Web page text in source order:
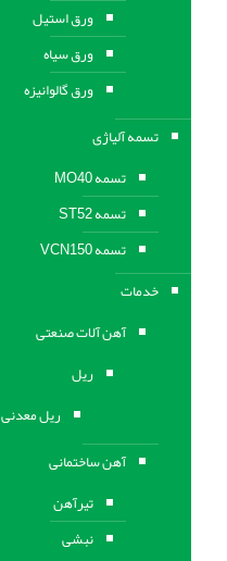
ورق استیل
ورق سیاه
ورق گالوانیزه
تسمه آلیاژی
تسمه MO40
تسمه ST52
تسمه VCN150
خدمات
آهن آلات صنعتی
ریل
ریل معدنی
آهن ساختمانی
تیرآهن
نبشی